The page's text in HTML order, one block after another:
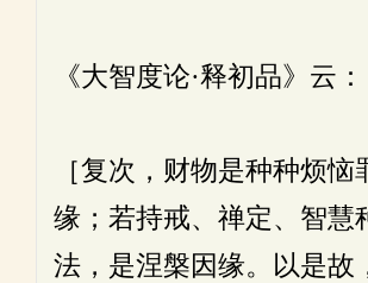
《大智度论·释初品》云：
［复次，财物是种种烦恼
缘；若持戒、禅定、智慧
法，是涅槃因缘。以是故